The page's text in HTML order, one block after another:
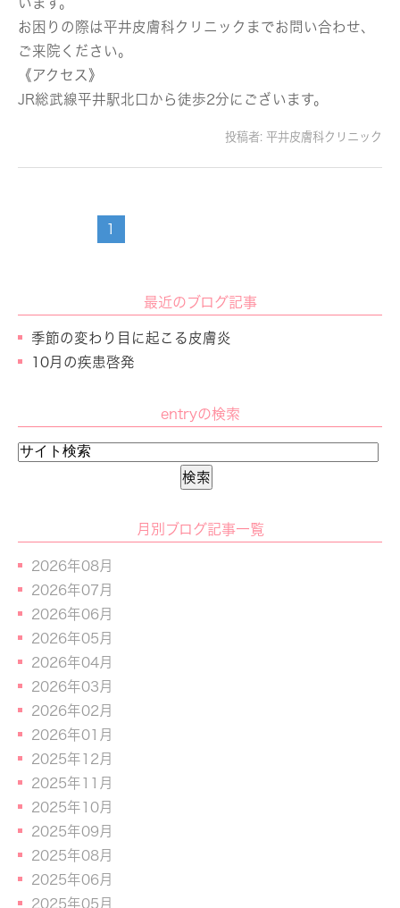
お困りの際は平井皮膚科クリニックまでお問い合わせ、
ご来院ください。
《アクセス》
JR総武線平井駅北口から徒歩2分にございます。
投稿者: 平井皮膚科クリニック
1
最近のブログ記事
季節の変わり目に起こる皮膚炎
10月の疾患啓発
entryの検索
月別ブログ記事一覧
2026年08月
2026年07月
2026年06月
2026年05月
2026年04月
2026年03月
2026年02月
2026年01月
2025年12月
2025年11月
2025年10月
2025年09月
2025年08月
2025年06月
2025年05月